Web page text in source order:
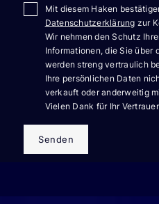
Mit diesem Haken
Datenschutzerklärung zur
Wir nehmen den Schutz
Informationen, die Sie über
werden streng vertraulich
Ihre persönlichen Daten
verkauft oder anderweitig
Vielen Dank für Ihr
Senden